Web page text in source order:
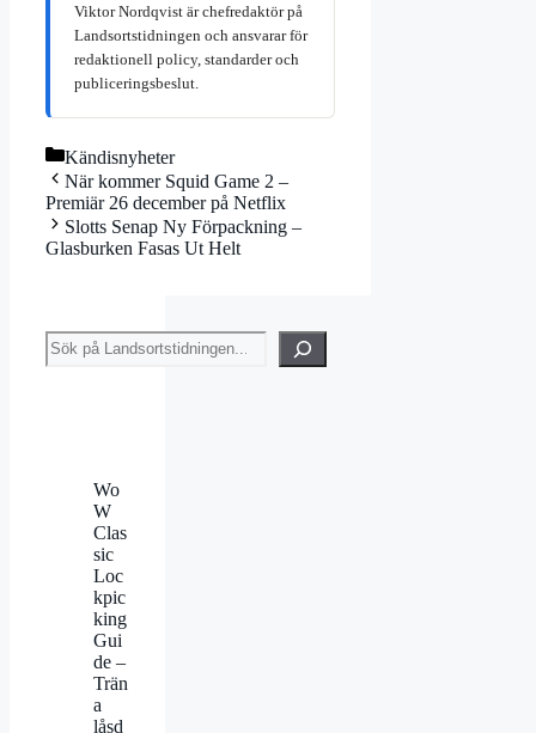
Viktor Nordqvist är chefredaktör på
Landsortstidningen och ansvarar för
redaktionell policy, standarder och
publiceringsbeslut.
Kategorier
Kändisnyheter
När kommer Squid Game 2 –
Premiär 26 december på Netflix
Slotts Senap Ny Förpackning –
Glasburken Fasas Ut Helt
Sök
Wo
W
Clas
sic
Loc
kpic
king
Gui
de –
Trän
a
låsd